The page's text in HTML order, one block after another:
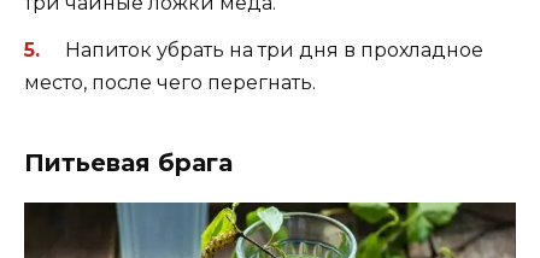
Напиток убрать на три дня в прохладное
место, после чего перегнать.
Питьевая брага